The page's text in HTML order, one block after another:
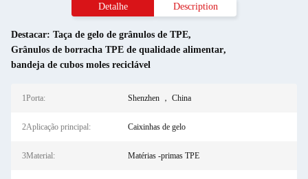
Detalhe Description
Destacar: Taça de gelo de grânulos de TPE,
Grânulos de borracha TPE de qualidade alimentar,
bandeja de cubos moles reciclável
1Porta: Shenzhen ， China
2Aplicação principal: Caixinhas de gelo
3Material: Matérias -primas TPE